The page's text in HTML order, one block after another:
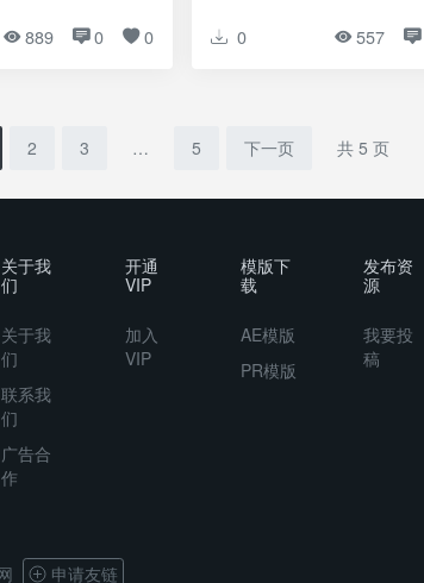
889 0 0 0 557
2 3 … 5 下一页 共 5 页
关于我
们
关于我
们
联系我
们
广告合
作
开通
VIP
加入
VIP
模版下
载
AE模版
PR模版
发布资
源
我要投
稿
申请友链